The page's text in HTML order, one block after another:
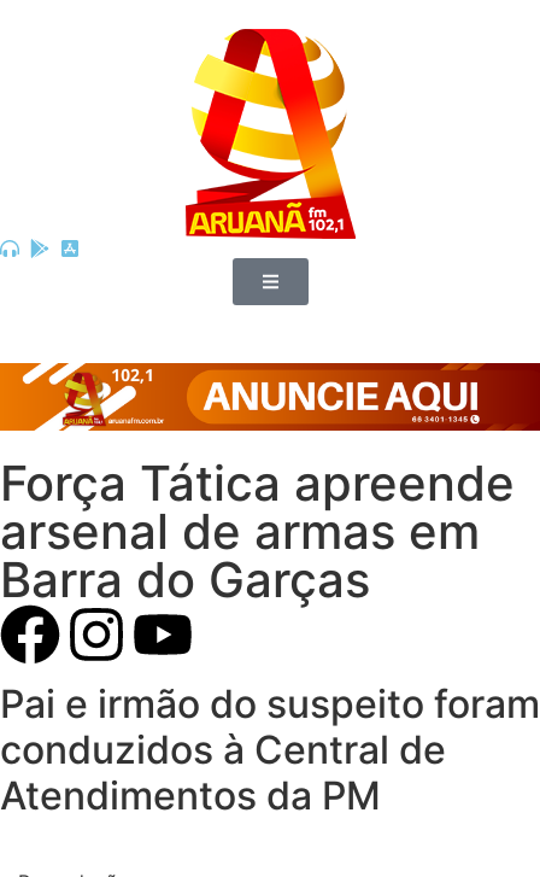
Força Tática apreende
arsenal de armas em
Barra do Garças
Pai e irmão do suspeito foram
conduzidos à Central de
Atendimentos da PM